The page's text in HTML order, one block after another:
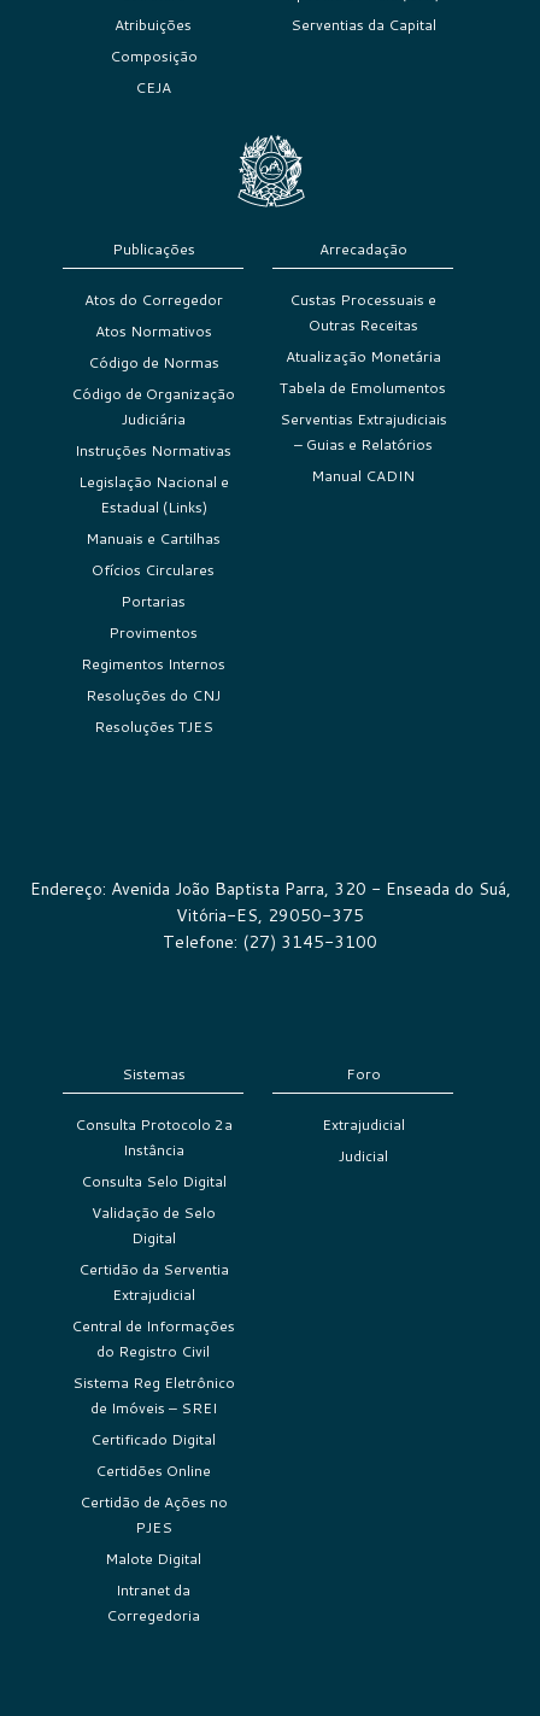
Atribuições
Composição
CEJA
Serventias da Capital
Publicações
Atos do Corregedor
Atos Normativos
Código de Normas
Código de Organização
Judiciária
Instruções Normativas
Legislação Nacional e
Estadual (Links)
Manuais e Cartilhas
Ofícios Circulares
Portarias
Provimentos
Regimentos Internos
Resoluções do CNJ
Resoluções TJES
Arrecadação
Custas Processuais e
Outras Receitas
Atualização Monetária
Tabela de Emolumentos
Serventias Extrajudiciais
– Guias e Relatórios
Manual CADIN
Endereço: Avenida João Baptista Parra, 320 - Enseada do Suá,
Vitória-ES, 29050-375
Telefone: (27) 3145-3100
Sistemas
Consulta Protocolo 2a
Instância
Consulta Selo Digital
Validação de Selo
Digital
Certidão da Serventia
Extrajudicial
Central de Informações
do Registro Civil
Sistema Reg Eletrônico
de Imóveis – SREI
Certificado Digital
Certidões Online
Certidão de Ações no
PJES
Malote Digital
Intranet da
Corregedoria
Foro
Extrajudicial
Judicial